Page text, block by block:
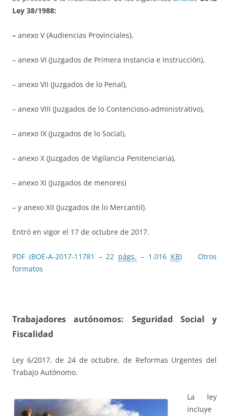
Ley 38/1988:
– anexo V (Audiencias Provinciales),
– anexo VI (Juzgados de Primera Instancia e Instrucción),
– anexo VII (Juzgados de lo Penal),
– anexo VIII (Juzgados de lo Contencioso-administrativo),
– anexo IX (Juzgados de lo Social),
– anexo X (Juzgados de Vigilancia Penitenciaria),
– anexo XI (Juzgados de menores)
– y anexo XII (Juzgados de lo Mercantil).
Entró en vigor el 17 de octubre de 2017.
PDF (BOE-A-2017-11781 – 22 págs. – 1.016 KB)
Otros
formatos
Trabajadores autónomos: Seguridad Social y
Fiscalidad
Ley 6/2017, de 24 de octubre, de Reformas Urgentes del
Trabajo Autónomo.
La ley
incluye